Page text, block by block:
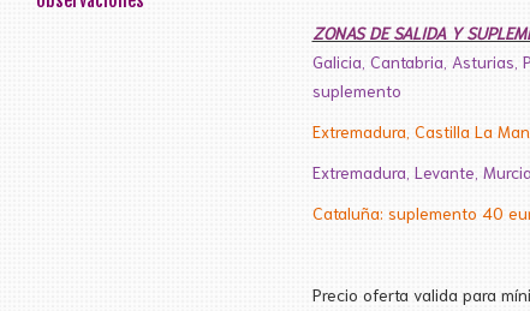
ZONAS DE SALIDA Y
Galicia, Cantabria, Asturias,
suplemento
Extremadura, Castilla La
Extremadura, Levante,
Cataluña: suplemento 40
Precio oferta valida para